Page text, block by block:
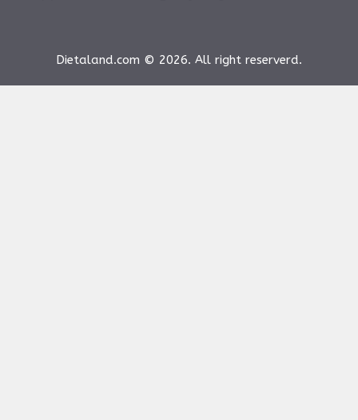
Dietaland.com © 2026. All right reserverd.